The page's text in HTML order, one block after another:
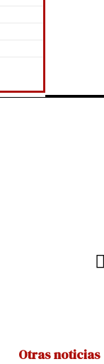
Otras noticias